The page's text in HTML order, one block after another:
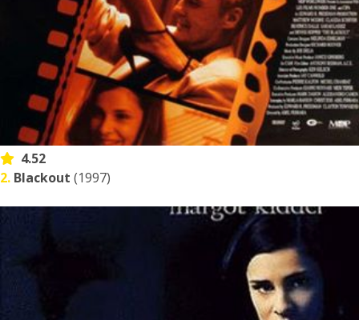
4.52
2. Blackout (1997)